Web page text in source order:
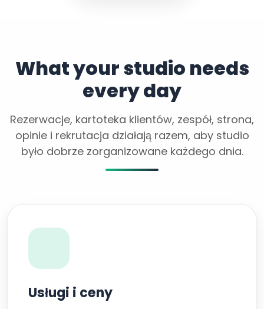
What your studio needs
every day
Rezerwacje, kartoteka klientów, zespół, strona,
opinie i rekrutacja działają razem, aby studio
było dobrze zorganizowane każdego dnia.
Usługi i ceny